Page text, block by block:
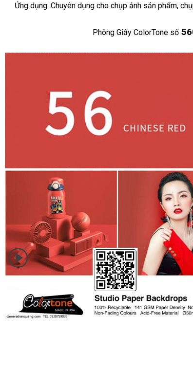
Ứng dụng: Chuyên dụng cho chụp ảnh sản phẩm,
Phông Giấy ColorTone số